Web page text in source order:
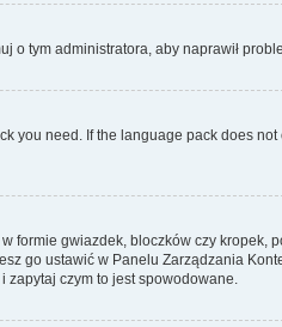
o tym administratora, aby naprawił
you need. If the language pack does not
formie gwiazdek, bloczków czy kropek,
go ustawić w Panelu Zarządzania
zapytaj czym to jest spowodowane.